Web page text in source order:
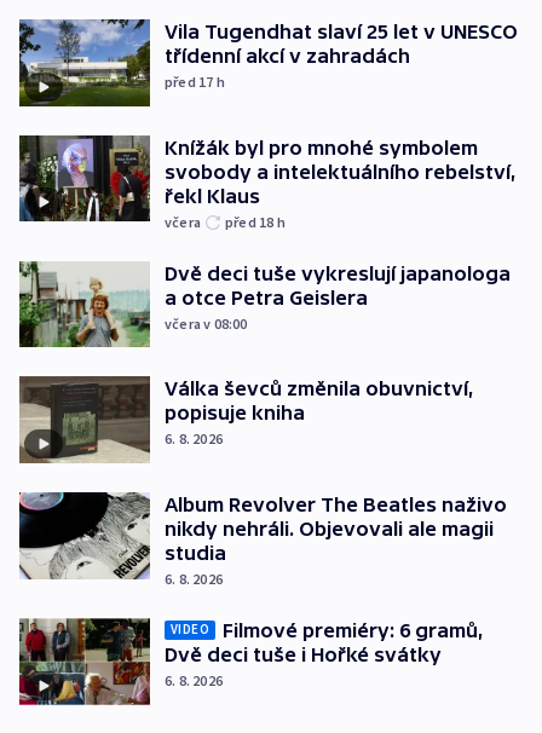
Vila Tugendhat slaví 25 let v UNESCO
třídenní akcí v zahradách
před 17 h
Knížák byl pro mnohé symbolem
svobody a intelektuálního rebelství,
řekl Klaus
včera před 18 h
Dvě deci tuše vykreslují japanologa
a otce Petra Geislera
včera v 08:00
Válka ševců změnila obuvnictví,
popisuje kniha
6. 8. 2026
Album Revolver The Beatles naživo
nikdy nehráli. Objevovali ale magii
studia
6. 8. 2026
VIDEO
Filmové premiéry: 6 gramů,
Dvě deci tuše i Hořké svátky
6. 8. 2026